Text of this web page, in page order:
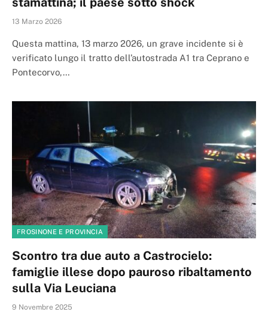
13 Marzo 2026
Questa mattina, 13 marzo 2026, un grave incidente si è
verificato lungo il tratto dell’autostrada A1 tra Ceprano e
Pontecorvo,…
FROSINONE E PROVINCIA
Scontro tra due auto a Castrocielo:
famiglie illese dopo pauroso ribaltamento
sulla Via Leuciana
9 Novembre 2025